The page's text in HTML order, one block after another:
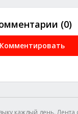
(0)
Комментировать
каждый день.